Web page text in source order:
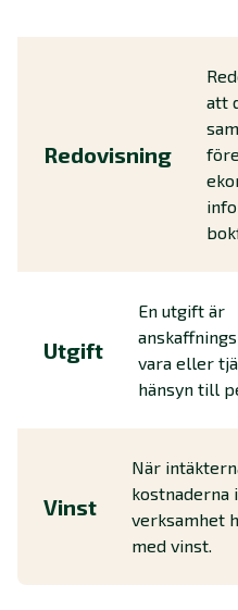
Redovisning
att
Utgift
En utgift är
vara eller
hänsyn till
Vinst
När
kostnaderna
verksamhet
med vinst.